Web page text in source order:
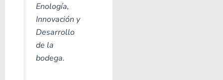
Enología,
Innovación y
Desarrollo
de la
bodega.